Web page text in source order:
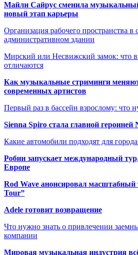
Майли Сайрус сменила
новый этап карьеры
Организация рабочего пространства в
административном здании
Мирский или Несвижский замок: что
отличаются
Как музыкальные стриминги
современных артистов
Первый раз в бассейн взрослому: что
Sienna Spiro стала главной героиней
Какие автомобили подходят для
Робин запускает международный
Европе
Rod Wave анонсировал масштабный
Tour”
Adele готовит возвращение
Что нужно знать о привлечении
компании
Мировая музыкальная индустрия